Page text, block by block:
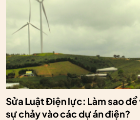
Sửa Luật Điện lực: Làm sao
sự chảy vào các dự án điện?